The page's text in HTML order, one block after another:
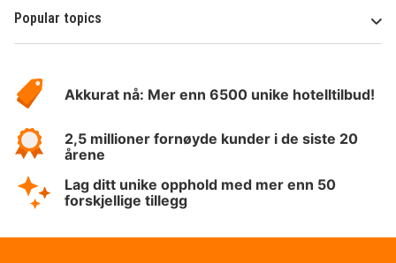
Popular topics
Hotelspecials
Akkurat nå: Mer enn 6500 unike hotelltilbud!
2,5 millioner fornøyde kunder i de siste 20
årene
Lag ditt unike opphold med mer enn 50
forskjellige tillegg